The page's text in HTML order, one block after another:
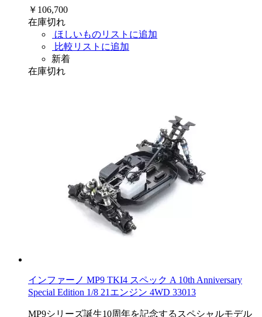
￥106,700
在庫切れ
ほしいものリストに追加
比較リストに追加
新着
在庫切れ
インファーノ MP9 TKI4 スペック A 10th Anniversary
Special Edition 1/8 21エンジン 4WD 33013
MP9シリーズ誕生10周年を記念するスペシャルモデル